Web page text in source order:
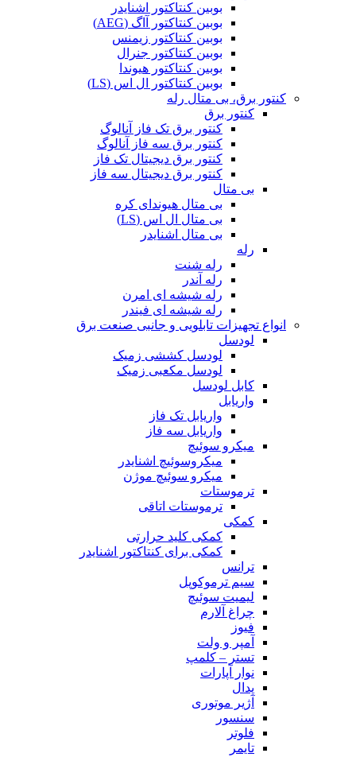
بوبین کنتاکتور اشنایدر
بوبین کنتاکتور آاگ (AEG)
بوبین کنتاکتور زیمنس
بوبین کنتاکتور جنرال
بوبین کنتاکتور هیوندا
بوبین کنتاکتور ال اس (LS)
کنتور برق، بی متال رله
کنتور برق
کنتور برق تک فاز آنالوگ
کنتور برق سه فاز آنالوگ
کنتور برق دیجیتال تک فاز
کنتور برق دیجیتال سه فاز
بی متال
بی متال هیوندای کره
بی متال ال اس (LS)
بی متال اشنایدر
رله
رله شنت
رله آندر
رله شیشه ای امرن
رله شیشه ای فیندر
انواع تجهیزات تابلویی و جانبی صنعت برق
لودسل
لودسل کششی زمیک
لودسل مکعبی زمیک
کابل لودسل
واریابل
واریابل تک فاز
واریابل سه فاز
میکرو سوئیچ
میکروسوئیچ اشنایدر
میکرو سوئیچ موژن
ترموستات
ترموستات اتاقی
کمکی
کمکی کلید حرارتی
کمکی برای کنتاکتور اشنایدر
ترانس
سیم ترموکوپل
لیمیت سوئیچ
چراغ آلارم
فیوز
آمپر و ولت
تستر – کلمپ
نوار آپارات
پدال
آژیر موتوری
سنسور
فلوتر
تایمر